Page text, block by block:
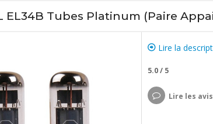
EL34B Tubes Platinum (Paire
Lire la
5.0/ 5
Lire les